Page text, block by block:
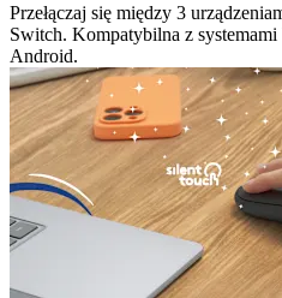
Przełączaj się między 3
Switch. Kompatybilna z
Android.